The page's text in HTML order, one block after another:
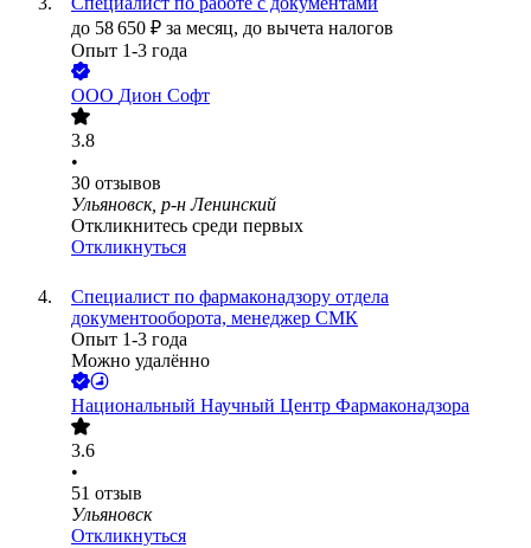
до 58 650 ₽ за месяц, до вычета налогов
Опыт 1-3 года
ООО Дион Софт
3.8
•
30 отзывов
Ульяновск, р-н Ленинский
Откликнитесь среди первых
Откликнуться
Специалист по фармаконадзору отдела
документооборота, менеджер СМК
Опыт 1-3 года
Можно удалённо
Национальный Научный Центр Фармаконадзора
3.6
•
51 отзыв
Ульяновск
Откликнуться